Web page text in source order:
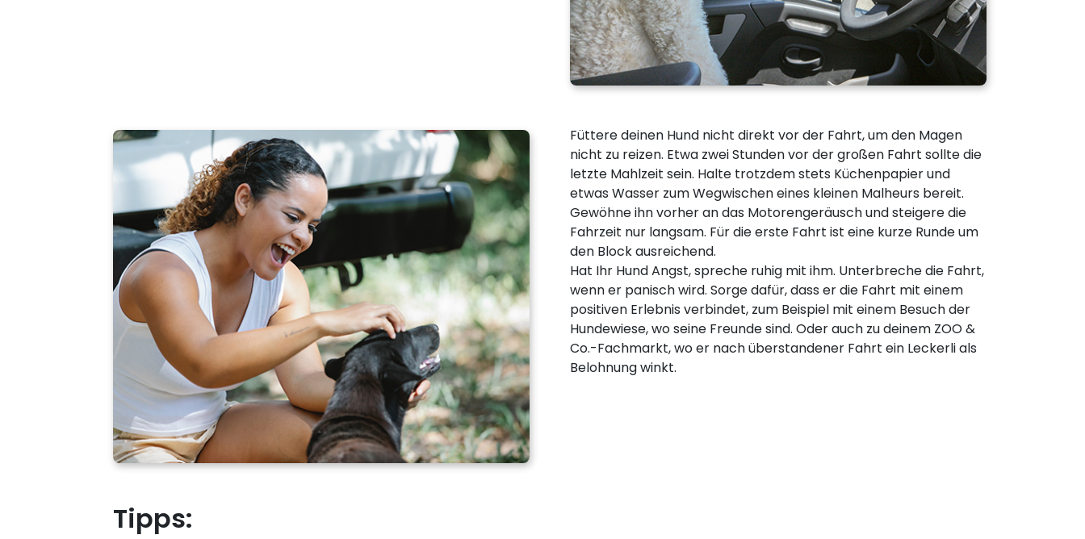
Füttere deinen Hund nicht direkt vor der Fahrt, um den Magen
nicht zu reizen. Etwa zwei Stunden vor der großen Fahrt sollte die
letzte Mahlzeit sein. Halte trotzdem stets Küchenpapier und
etwas Wasser zum Wegwischen eines kleinen Malheurs bereit.
Gewöhne ihn vorher an das Motorengeräusch und steigere die
Fahrzeit nur langsam. Für die erste Fahrt ist eine kurze Runde um
den Block ausreichend.
Hat Ihr Hund Angst, spreche ruhig mit ihm. Unterbreche die Fahrt,
wenn er panisch wird. Sorge dafür, dass er die Fahrt mit einem
positiven Erlebnis verbindet, zum Beispiel mit einem Besuch der
Hundewiese, wo seine Freunde sind. Oder auch zu deinem ZOO &
Co.-Fachmarkt, wo er nach überstandener Fahrt ein Leckerli als
Belohnung winkt.
Tipps: